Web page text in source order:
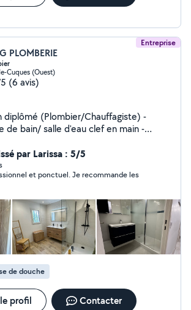
Entreprise
PLOMBERIE
Cuques (Ouest)
(6 avis)
de bain/ salle d'eau clef en main -
-Pose de climatisation
rapide. Avec de nombreuses
j'effectue du travail de qualité..
dans le métier je m'engage à
travail de qualité.
par Larissa : 5/5
et ponctuel. Je recommande les
de douche
profil Contacter